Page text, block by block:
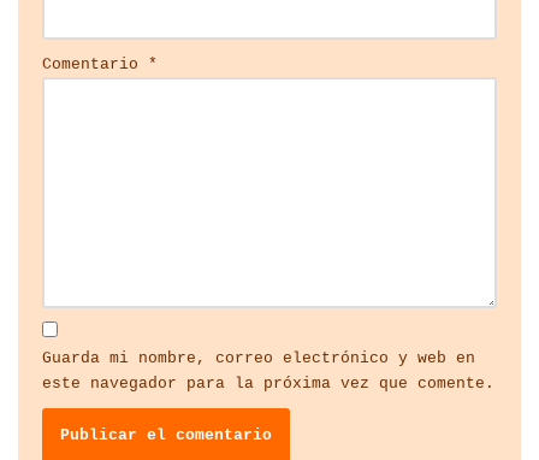
Comentario *
Guarda mi nombre, correo electrónico y web en
este navegador para la próxima vez que comente.